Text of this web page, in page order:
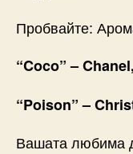
Пробвайте:
“Coco” –
“Poison” –
Вашата любима